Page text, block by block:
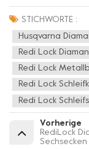
STICHWORTE :
Husqvarna
Redi Lock
Redi Lock
Redi Lock
Redi Lock
Vorherige
RediLock
Sechsecken